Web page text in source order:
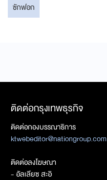
ซักฟอก
ติดต่อกรุงเทพธุรกิจ
ติดต่อกองบรรณาธิการ
ktwebeditor@nationgroup.com
ติดต่อลงโฆษณา
- อัลเลียซ สะอิ